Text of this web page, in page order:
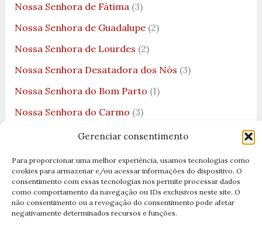
Gerenciar consentimento
Para proporcionar uma melhor experiência, usamos tecnologias como
cookies para armazenar e/ou acessar informações do dispositivo. O
consentimento com essas tecnologias nos permite processar dados
como comportamento da navegação ou IDs exclusivos neste site. O
não consentimento ou a revogação do consentimento pode afetar
negativamente determinados recursos e funções.
Nossa Senhora de Fátima(3)
Nossa Senhora de Guadalupe(2)
Nossa Senhora de Lourdes (2)
Nossa Senhora Desatadora dos Nós (3)
Nossa Senhora do Bom Parto (1)
Nossa Senhora do Carmo (3)
Nossa Senhora do Desterro(3)
Nossa Senhora do Rosário(1)
Nossa Senhora dos Navegantes(1)
Nossa Senhora dos Remédios(1)